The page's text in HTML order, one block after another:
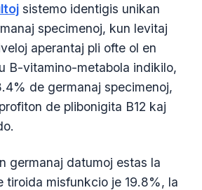
sistemo identigis unikan
specimenoj, kun levitaj
aperantaj pli ofte ol en
B-vitamino-metabola indikilo,
de germanaj specimenoj,
de plibonigita B12 kaj
germanaj datumoj estas la
tiroida misfunkcio je 19.8%, la